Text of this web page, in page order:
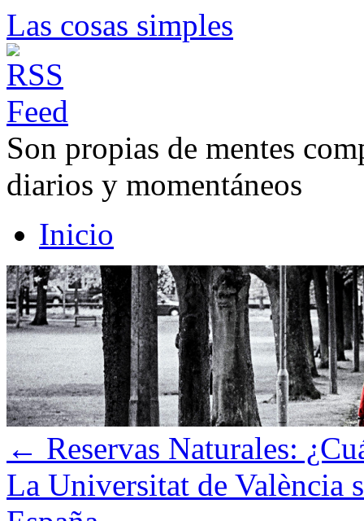
Las cosas simples
Son propias de mentes
diarios y momentáneos
Inicio
← Reservas Naturales:
La Universitat de València